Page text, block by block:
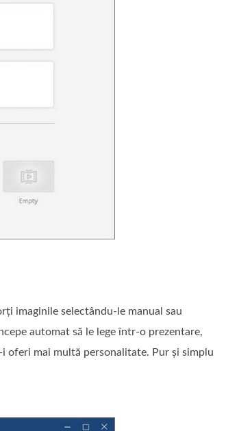
imaginile selectându‑le manual sau
automat să le lege într‑o prezentare,
oferi mai multă personalitate. Pur și simplu